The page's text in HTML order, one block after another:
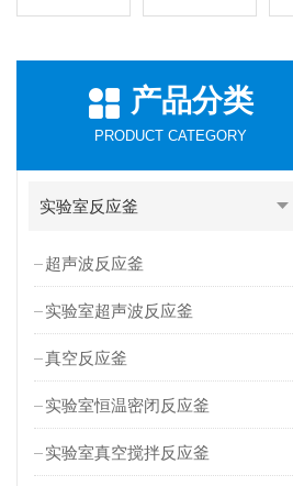
产品分类
PRODUCT CATEGORY
实验室反应釜
超声波反应釜
实验室超声波反应釜
真空反应釜
实验室恒温密闭反应釜
实验室真空搅拌反应釜